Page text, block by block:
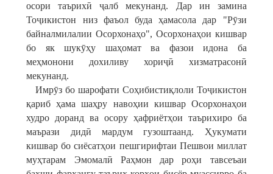
осори таърихӣ ҷалб мекунанд. Дар ин замина
Тоҷикистон низ фаъол буда ҳамасола дар "Рӯзи
байналмилалии Осорхонаҳо", Осорхонаҳои кишвар
бо як шукӯҳу шаҳомат ва фазои идона ба
меҳмонони дохиливу хориҷӣ хизматрасонӣ
мекунанд.
Имрӯз бо шарофати Соҳибистиқлоли Тоҷикистон
қариб ҳама шаҳру навоҳии кишвар Осорхонаҳои
худро доранд ва осору ҳафриётҳои таърихиро ба
маърази дидӣ мардум гузоштаанд. Ҳукумати
кишвар бо сиёсатҳои пешгирифтаи Пешвои миллат
муҳтарам Эмомалӣ Раҳмон дар роҳи тавсеъаи